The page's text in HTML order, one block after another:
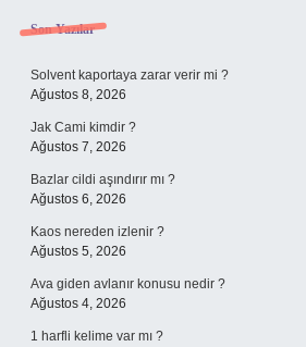
Sidebar
Son Yazılar
Solvent kaportaya zarar verir mi ?
Ağustos 8, 2026
Jak Cami kimdir ?
Ağustos 7, 2026
Bazlar cildi aşındırır mı ?
Ağustos 6, 2026
Kaos nereden izlenir ?
Ağustos 5, 2026
Ava giden avlanır konusu nedir ?
Ağustos 4, 2026
1 harfli kelime var mı ?